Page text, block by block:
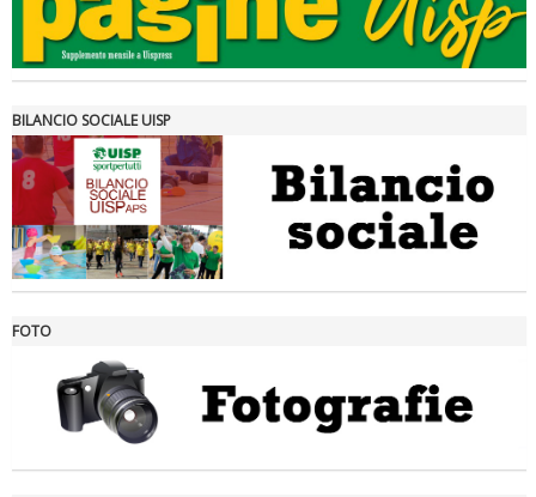
Tiziano Pesce a Radio InBlu2000 traccia il bilancio della stagione
Ddl Lobby, Uisp: “Il Parlamento valorizzi le nostre specificità"
BILANCIO SOCIALE UISP
FOTO